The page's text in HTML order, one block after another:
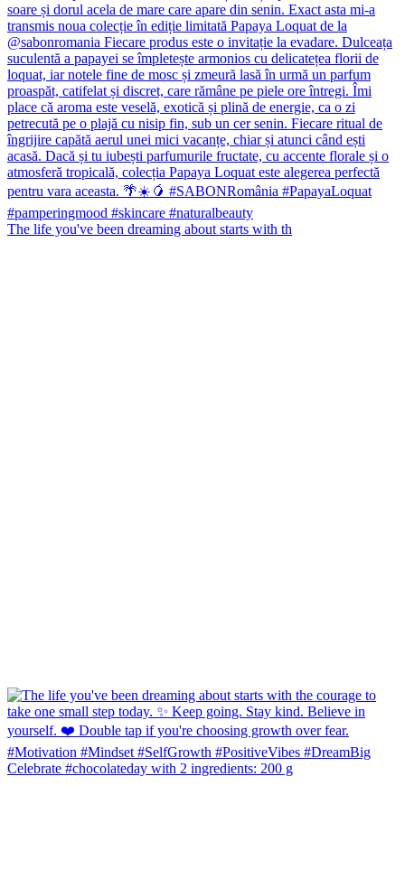
The life you've been dreaming about starts with th
Celebrate #chocolateday with 2 ingredients: 200 g